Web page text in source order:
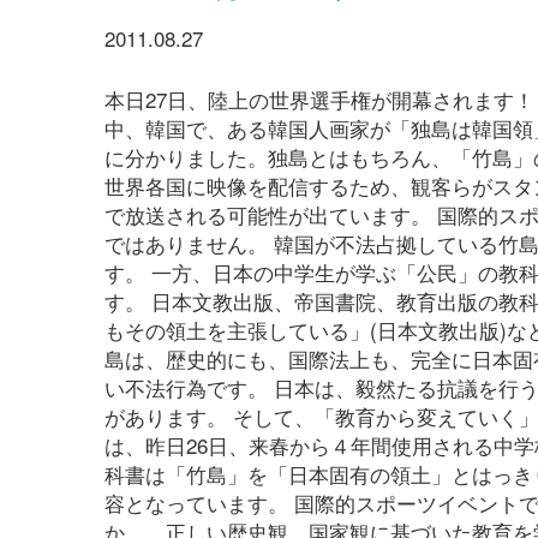
2011.08.27
本日27日、陸上の世界選手権が開幕されます
中、韓国で、ある韓国人画家が「独島は韓国
に分かりました。独島とはもちろん、「竹島
世界各国に映像を配信するため、観客らがス
で放送される可能性が出ています。 国際的ス
ではありません。 韓国が不法占拠している竹
す。 一方、日本の中学生が学ぶ「公民」の教
す。 日本文教出版、帝国書院、教育出版の教
もその領土を主張している」(日本文教出版)
島は、歴史的にも、国際法上も、完全に日本
い不法行為です。 日本は、毅然たる抗議を行
があります。 そして、「教育から変えていく
は、昨日26日、来春から４年間使用される中
科書は「竹島」を「日本固有の領土」とはっ
容となっています。 国際的スポーツイベント
か……正しい歴史観、国家観に基づいた教育